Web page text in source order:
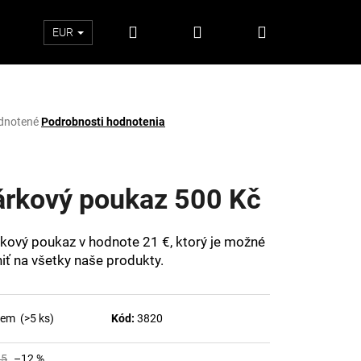
EUR Prihlásenie
Podrobnosti hodnotenia
poukaz 500 Kč
poukaz v hodnote 21 €, ktorý je možné
na všetky naše produkty.
(>5 ks) Kód: 3820
–12 %